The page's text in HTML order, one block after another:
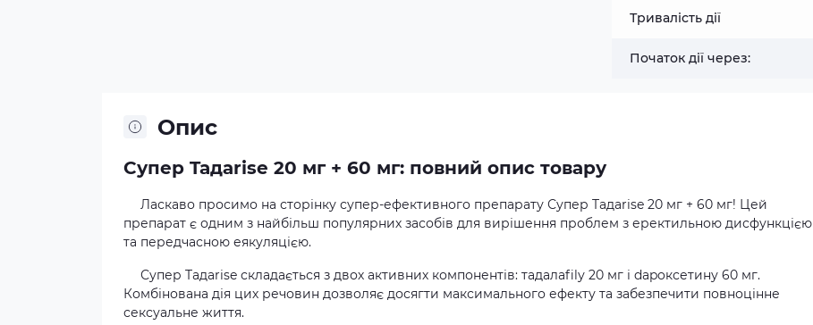
Тривалість дії
Початок дії через:
Опис
Супер Taдаrise 20 мг + 60 мг: повний опис товару
Ласкаво просимо на сторінку супер-ефективного препарату Супер Taдаrise 20 мг + 60 мг! Цей
препарат є одним з найбільш популярних засобів для вирішення проблем з еректильною дисфункцією
та передчасною еякуляцією.
Супер Taдаrise складається з двох активних компонентів: тадалafilу 20 мг і dapoксетину 60 мг.
Комбінована дія цих речовин дозволяє досягти максимального ефекту та забезпечити повноцінне
сексуальне життя.